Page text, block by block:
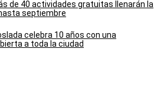
de 40 actividades gratuitas llenarán la
septiembre
celebra 10 años con una
a toda la ciudad